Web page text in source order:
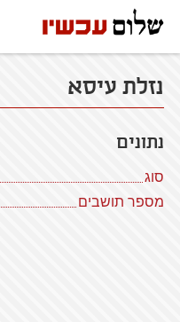
נזלת עיסא
נתונים
סוג
מספר תושבים